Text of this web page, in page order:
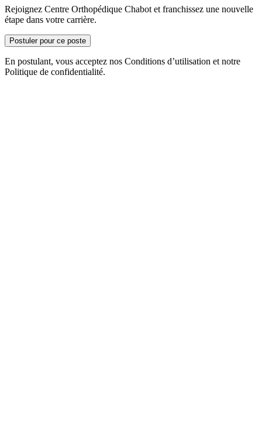
Rejoignez Centre Orthopédique Chabot et franchissez une nouvelle
étape dans votre carrière.
Postuler pour ce poste
En postulant, vous acceptez nos Conditions d’utilisation et notre
Politique de confidentialité.